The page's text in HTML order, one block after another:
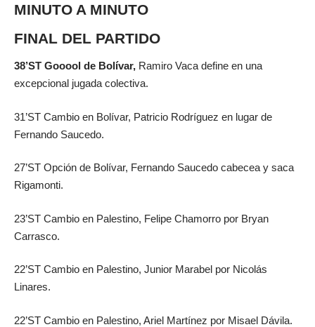
MINUTO A MINUTO
FINAL DEL PARTIDO
38’ST Gooool de Bolívar, Ramiro Vaca define en una
excepcional jugada colectiva.
31’ST Cambio en Bolívar, Patricio Rodríguez en lugar de
Fernando Saucedo.
27’ST Opción de Bolívar, Fernando Saucedo cabecea y saca
Rigamonti.
23’ST Cambio en Palestino, Felipe Chamorro por Bryan
Carrasco.
22’ST Cambio en Palestino, Junior Marabel por Nicolás
Linares.
22’ST Cambio en Palestino, Ariel Martínez por Misael Dávila.